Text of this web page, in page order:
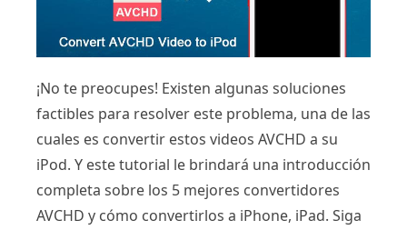
¡No te preocupes! Existen algunas soluciones
factibles para resolver este problema, una de las
cuales es convertir estos videos AVCHD a su
iPod. Y este tutorial le brindará una introducción
completa sobre los 5 mejores convertidores
AVCHD y cómo convertirlos a iPhone, iPad. Siga